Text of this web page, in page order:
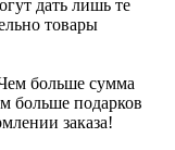
дать лишь те
товары
больше сумма
больше подарков
заказа!